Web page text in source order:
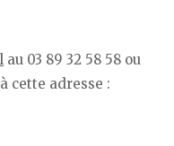
au 03 89 32 58 58 ou
cette adresse :